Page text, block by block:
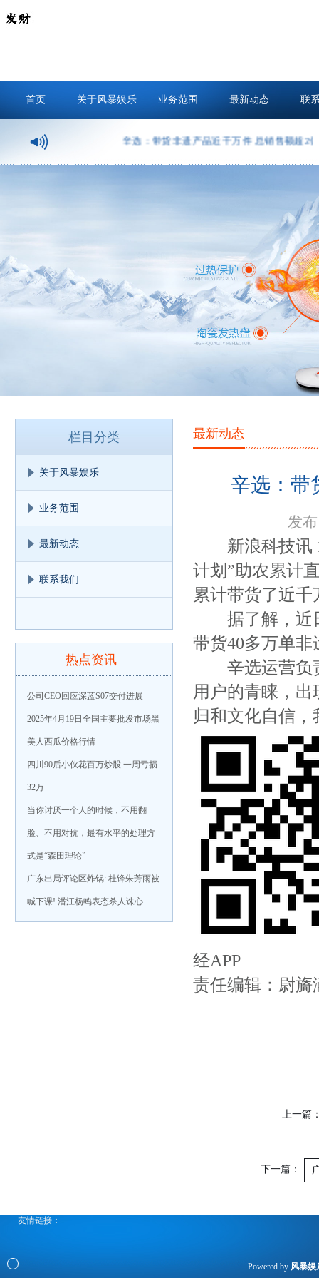
首页 关于风暴娱乐 业务范围 最新动态 联
辛选：带货非遗产品近千万件 总销售额超2亿元
栏目分类
关于风暴娱乐
业务范围
最新动态
联系我们
热点资讯
公司CEO回应深蓝S07交付进展
2025年4月19日全国主要批发市场黑
美人西瓜价格行情
四川90后小伙花百万炒股 一周亏损
32万
当你讨厌一个人的时候，不用翻
脸、不用对抗，最有水平的处理方
式是“森田理论”
广东出局评论区炸锅: 杜锋朱芳雨被
喊下课! 潘江杨鸣表态杀人诛心
最新动态
辛选：带
发
新浪科技讯 1
计划”助农累计
累计带货了近
据了解，近日
带货40多万单非
辛选运营负责
用户的青睐，出
归和文化自信
经APP
责任编辑：尉旖
上一篇
下一篇：
友情链接：
Powered by风暴娱